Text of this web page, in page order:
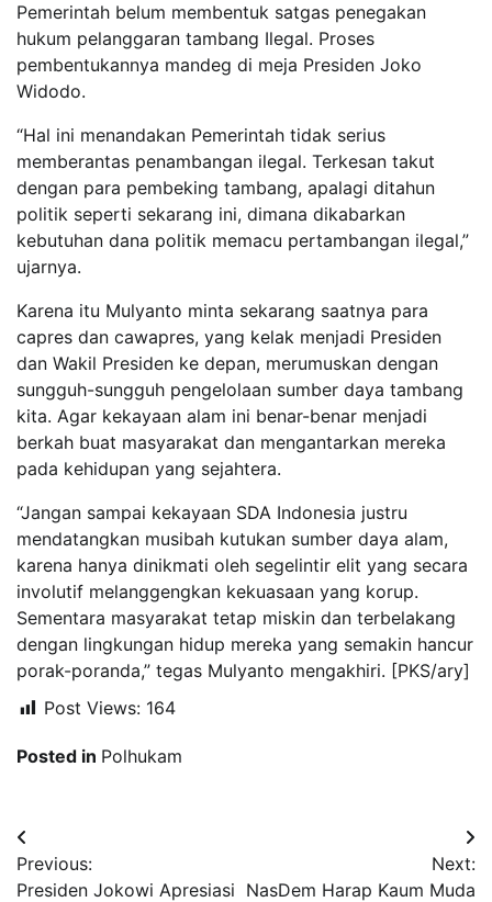
Pemerintah belum membentuk satgas penegakan
hukum pelanggaran tambang Ilegal. Proses
pembentukannya mandeg di meja Presiden Joko
Widodo.
“Hal ini menandakan Pemerintah tidak serius
memberantas penambangan ilegal. Terkesan takut
dengan para pembeking tambang, apalagi ditahun
politik seperti sekarang ini, dimana dikabarkan
kebutuhan dana politik memacu pertambangan ilegal,”
ujarnya.
Karena itu Mulyanto minta sekarang saatnya para
capres dan cawapres, yang kelak menjadi Presiden
dan Wakil Presiden ke depan, merumuskan dengan
sungguh-sungguh pengelolaan sumber daya tambang
kita. Agar kekayaan alam ini benar-benar menjadi
berkah buat masyarakat dan mengantarkan mereka
pada kehidupan yang sejahtera.
“Jangan sampai kekayaan SDA Indonesia justru
mendatangkan musibah kutukan sumber daya alam,
karena hanya dinikmati oleh segelintir elit yang secara
involutif melanggengkan kekuasaan yang korup.
Sementara masyarakat tetap miskin dan terbelakang
dengan lingkungan hidup mereka yang semakin hancur
porak-poranda,” tegas Mulyanto mengakhiri. [PKS/ary]
Post Views: 164
Posted in Polhukam
Navigasi
pos
Previous:
Presiden Jokowi Apresiasi
Next:
NasDem Harap Kaum Muda